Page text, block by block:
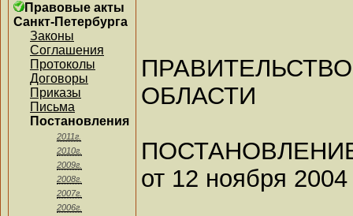
Правовые акты
Санкт-Петербурга
Законы
Соглашения
Протоколы
Договоры
Приказы
Письма
Постановления
2011г.
2010г.
2009г.
2008г.
2007г.
2006г.
ОБЛАСТИ
от 12 ноября 2004